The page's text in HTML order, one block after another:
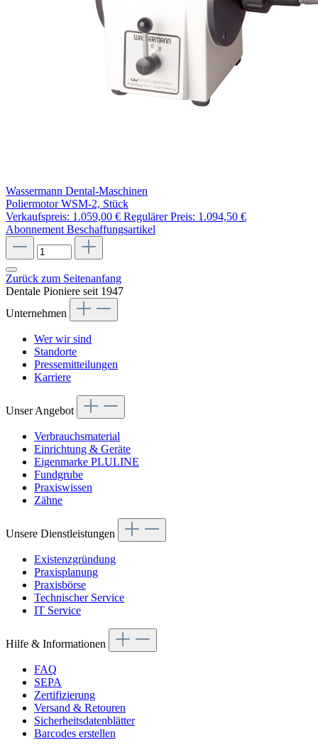
Wassermann Dental-Maschinen
Poliermotor WSM-2, Stück
Verkaufspreis: 1.059,00 € Regulärer Preis: 1.094,50 €
Abonnement Beschaffungsartikel
Zurück zum Seitenanfang
Dentale Pioniere seit 1947
Unternehmen
Wer wir sind
Standorte
Pressemitteilungen
Karriere
Unser Angebot
Verbrauchsmaterial
Einrichtung & Geräte
Eigenmarke PLULINE
Fundgrube
Praxiswissen
Zähne
Unsere Dienstleistungen
Existenzgründung
Praxisplanung
Praxisbörse
Technischer Service
IT Service
Hilfe & Informationen
FAQ
SEPA
Zertifizierung
Versand & Retouren
Sicherheitsdatenblätter
Barcodes erstellen